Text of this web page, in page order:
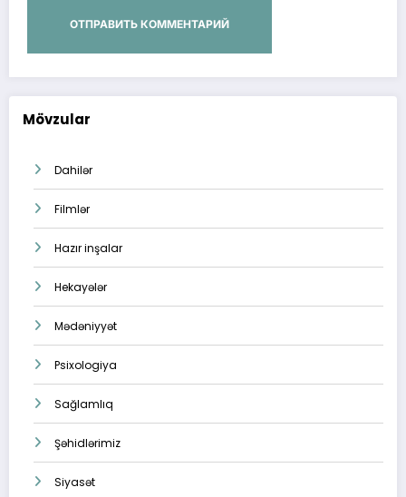
Mövzular
Dahilər
Filmlər
Hazır inşalar
Hekayələr
Mədəniyyət
Psixologiya
Sağlamlıq
Şəhidlərimiz
Siyasət